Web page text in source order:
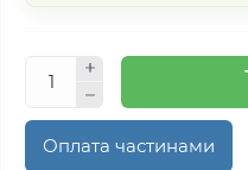
Оплата частинами